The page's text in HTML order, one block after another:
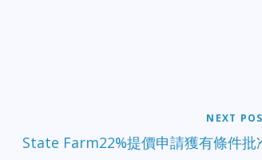
NEXT
State Farm22%提價申請獲有條件批